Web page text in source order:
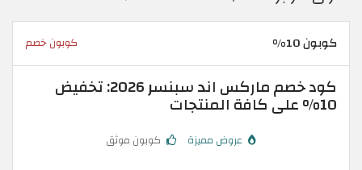
كوبون 10% كوبون خصم
كود خصم ماركس اند سبنسر 2026: تخفيض
10% على كافة المنتجات
عروض مميزة كوبون موثق